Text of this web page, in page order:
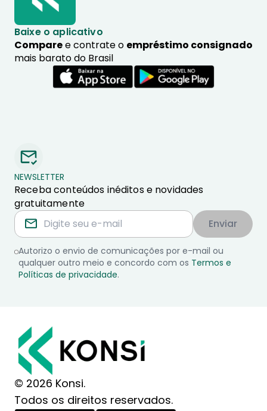
Baixe o aplicativo
Comparee contrate o empréstimo consignado
mais barato do Brasil
NEWSLETTER
Receba conteúdos inéditos e novidades
gratuitamente
Enviar
Autorizo o envio de comunicações por e-mail ou
qualquer outro meio e concordo com os Termos e
Políticas de privacidade.
© 2026 Konsi.
Todos os direitos reservados.